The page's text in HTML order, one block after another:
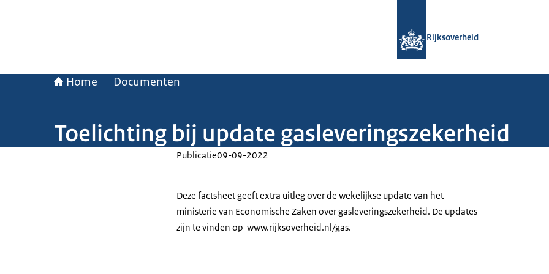
Rijksoverheid
Home Documenten
Toelichting bij update gasleveringszekerheid
Publicatie09-09-2022
Deze factsheet geeft extra uitleg over de wekelijkse update van het
ministerie van Economische Zaken over gasleveringszekerheid. De updates
zijn te vinden op www.rijksoverheid.nl/gas.